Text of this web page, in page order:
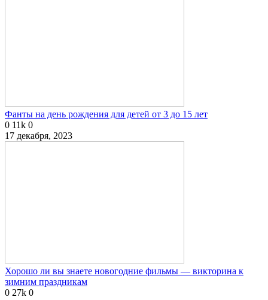
Фанты на день рождения для детей от 3 до 15 лет
0 11k 0
17 декабря, 2023
Хорошо ли вы знаете новогодние фильмы — викторина к
зимним праздникам
0 27k 0